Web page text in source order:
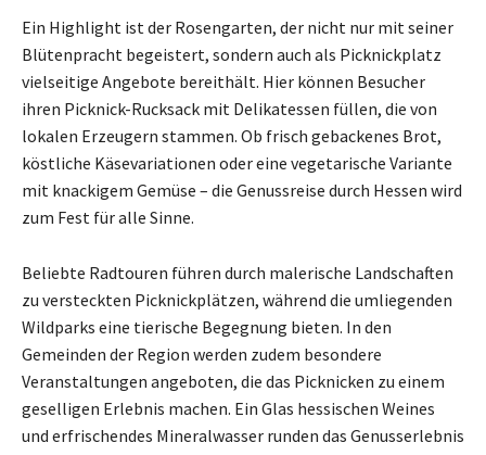
Ein Highlight ist der Rosengarten, der nicht nur mit seiner
Blütenpracht begeistert, sondern auch als Picknickplatz
vielseitige Angebote bereithält. Hier können Besucher
ihren Picknick-Rucksack mit Delikatessen füllen, die von
lokalen Erzeugern stammen. Ob frisch gebackenes Brot,
köstliche Käsevariationen oder eine vegetarische Variante
mit knackigem Gemüse – die Genussreise durch Hessen wird
zum Fest für alle Sinne.
Beliebte Radtouren führen durch malerische Landschaften
zu versteckten Picknickplätzen, während die umliegenden
Wildparks eine tierische Begegnung bieten. In den
Gemeinden der Region werden zudem besondere
Veranstaltungen angeboten, die das Picknicken zu einem
geselligen Erlebnis machen. Ein Glas hessischen Weines
und erfrischendes Mineralwasser runden das Genusserlebnis